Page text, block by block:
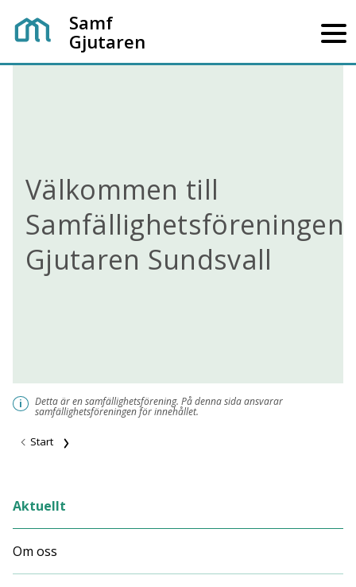
Samf
Gjutaren
Välkommen till
Samfällighetsföreningen
Gjutaren Sundsvall
i Detta är en samfällighetsförening. På denna sida ansvarar
samfällighetsföreningen för innehållet.
Start
Aktuellt
Om oss